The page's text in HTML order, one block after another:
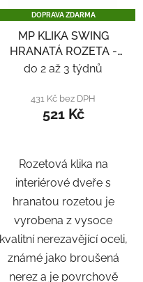
DOPRAVA ZDARMA
MP KLIKA SWING
HRANATÁ ROZETA -
NEREZ
do 2 až 3 týdnů
431 Kč bez DPH
521 Kč
Rozetová klika na
interiérové ​​dveře s
hranatou rozetou je
vyrobena z vysoce
kvalitní nerezavějící oceli,
známé jako broušená
nerez a je povrchově